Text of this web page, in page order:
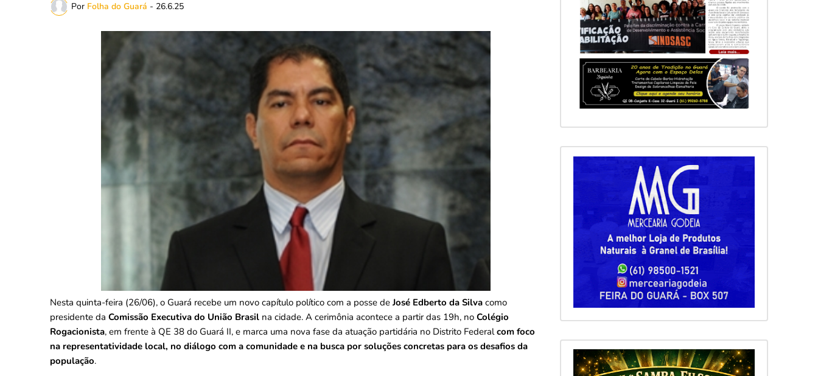
Por Folha do Guará - 26.6.25
Nesta quinta-feira (26/06), o Guará recebe um novo capítulo político com a posse deJosé Edberto da Silva como
presidente da Comissão Executiva do União Brasil na cidade. A cerimônia acontece a partir das 19h, no Colégio
Rogacionista, em frente à QE 38 do Guará II, e marca uma nova fase da atuação partidária no Distrito Federalcom foco
na representatividade local, no diálogo com a comunidade e na busca por soluções concretas para os desafios da
população.